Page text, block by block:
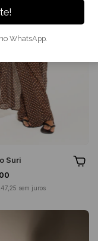
Suri
sem juros
WhatsApp.